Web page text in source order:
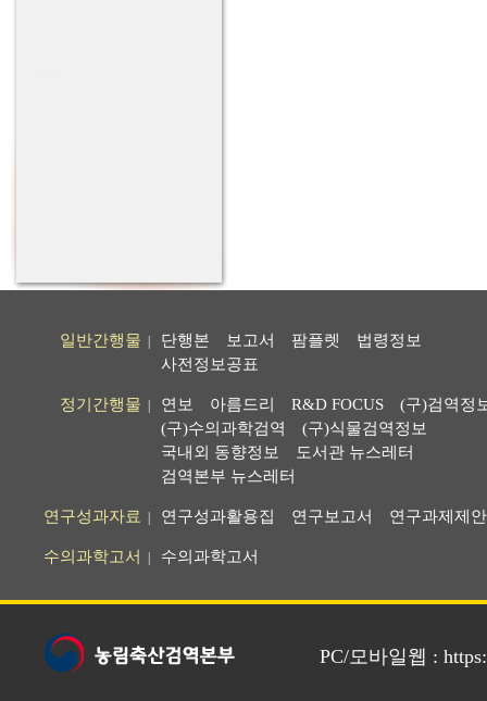
일반간행물 단행본 보고서 팜플렛
법령정보
사전정보공표
정기간행물 연보 아름드리 R&D FOCUS
(구)검역정
(구)수의과학검역
(구)식물검역정보
국내외 동향정보
도서관 뉴스레터
검역본부 뉴스레터
연구성과자료 연구성과활용집 연구보고서 연구과제제
수의과학고서 수의과학고서
PC/모바일웹 :